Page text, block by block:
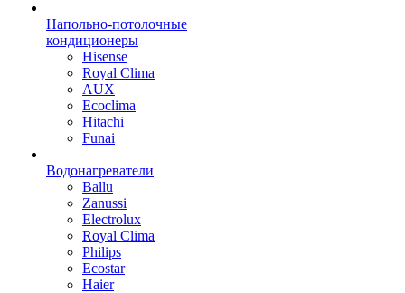
Напольно-потолочные
кондиционеры
Hisense
Royal Clima
AUX
Ecoclima
Hitachi
Funai
Водонагреватели
Ballu
Zanussi
Electrolux
Royal Clima
Philips
Ecostar
Haier